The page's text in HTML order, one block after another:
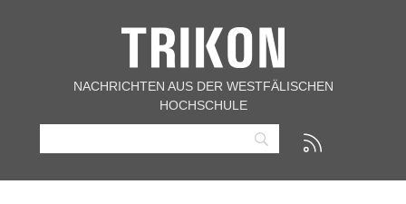
NACHRICHTEN AUS DER WESTFÄLISCHEN
HOCHSCHULE